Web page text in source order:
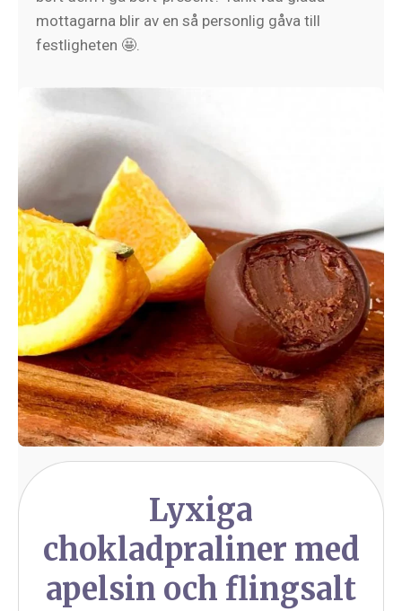
mottagarna blir av en så personlig gåva till
festligheten 🤩.
Lyxiga
chokladpraliner med
apelsin och flingsalt